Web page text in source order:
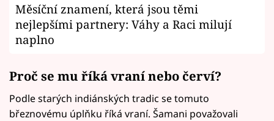
Měsíční znamení, která jsou těmi
nejlepšími partnery: Váhy a Raci milují
naplno
Proč se mu říká vraní nebo červí?
Podle starých indiánských tradic se tomuto
březnovému úplňku říká vraní. Šamani považovali